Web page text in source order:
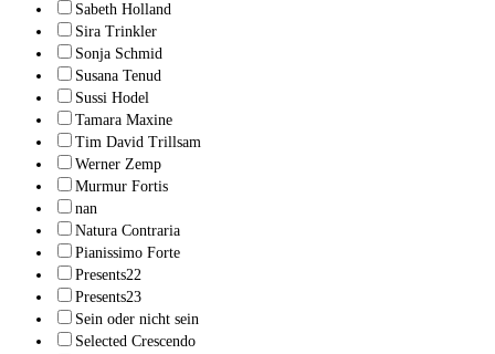
Sabeth Holland
Sira Trinkler
Sonja Schmid
Susana Tenud
Sussi Hodel
Tamara Maxine
Tim David Trillsam
Werner Zemp
Murmur Fortis
nan
Natura Contraria
Pianissimo Forte
Presents22
Presents23
Sein oder nicht sein
Selected Crescendo